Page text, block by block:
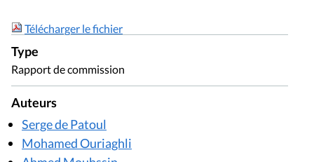
Télécharger le fichier
Type
Rapport de commission
Auteurs
Serge de Patoul
Mohamed Ouriaghli